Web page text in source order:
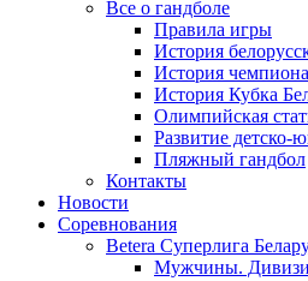
Все о гандболе
Правила игры
История
История
История Кубка
Олимпийская
Развитие детско-
Пляжный гандбол
Контакты
Новости
Соревнования
Betera Суперлига
Мужчины.